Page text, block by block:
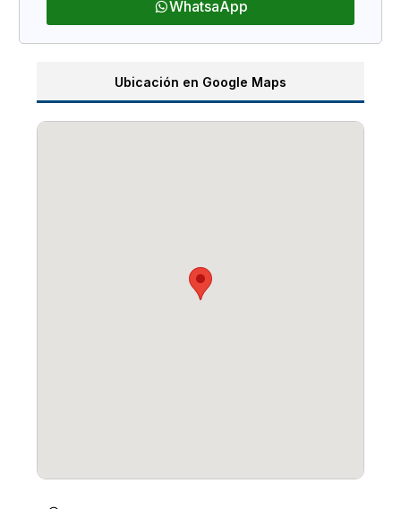
WhatsaApp
Ubicación en Google Maps